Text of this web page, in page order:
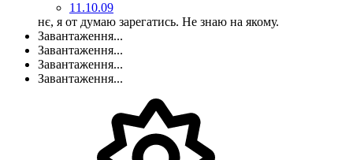
11.10.09
нє, я от думаю зарегатись. Не знаю на якому.
Завантаження...
Завантаження...
Завантаження...
Завантаження...